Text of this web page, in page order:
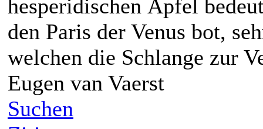
hesperidischen Äpfel
den Paris der Venus bot,
welchen die Schlange zur
Eugen van Vaerst
Suchen